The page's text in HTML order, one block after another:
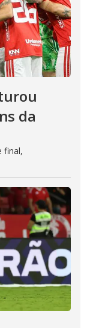
da
final,